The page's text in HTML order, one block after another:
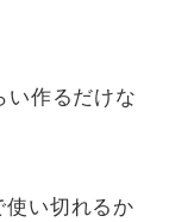
い作るだけな
い切れるか